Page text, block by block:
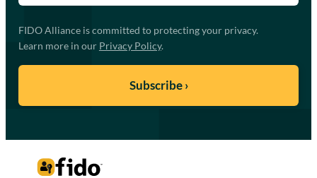
FIDO Alliance is committed to protecting your privacy.
Learn more in our Privacy Policy.